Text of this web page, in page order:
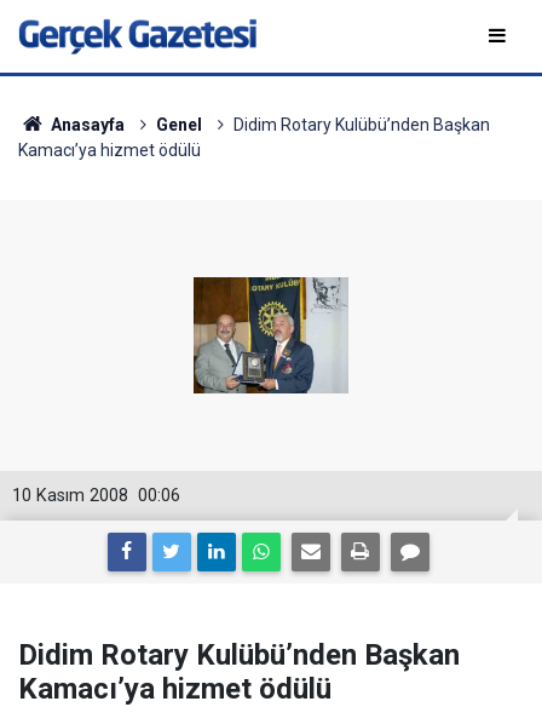
Anasayfa Genel
Didim Rotary Kulübü’nden Başkan
Kamacı’ya hizmet ödülü
00:06
10 Kasım 2008
Didim Rotary Kulübü’nden Başkan
Kamacı’ya hizmet ödülü